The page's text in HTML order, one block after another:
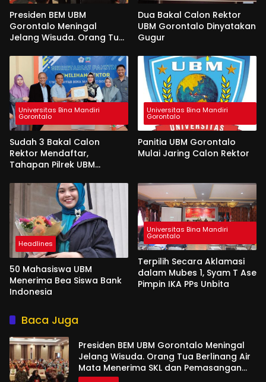
Presiden BEM UBM
Gorontalo Meningal
Jelang Wisuda. Orang Tua
Menerima SKL dan
Pemasangan Salempang
Dua Bakal Calon Rektor
UBM Gorontalo Dinyatakan
Gugur
Universitas Bina Mandiri
Gorontalo
Sudah 3 Bakal Calon
Rektor Mendaftar,
Tahapan Pilrek UBM
Universitas Bina Mandiri
Gorontalo
Panitia UBM Gorontalo
Mulai Jaring Calon Rektor
Headlines
50 Mahasiswa UBM
Menerima Bea Siswa Bank
Indonesia
Universitas Bina Mandiri
Gorontalo
Terpilih Secara Aklamasi
dalam Mubes 1, Syam T Ase
Pimpin IKA PPs Unbita
Baca Juga
Presiden BEM UBM Gorontalo Meningal
Jelang Wisuda. Orang Tua Berlinang Air
Mata Menerima SKL dan Pemasangan
Salempang